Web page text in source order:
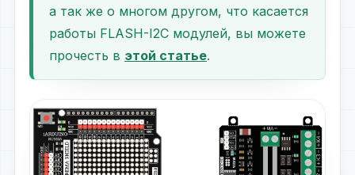
а так же о многом другом, что касается
работы FLASH-I2C модулей, вы можете
прочесть в этой статье.